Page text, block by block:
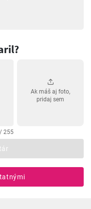
255
Ak máš aj foto,
pridaj sem